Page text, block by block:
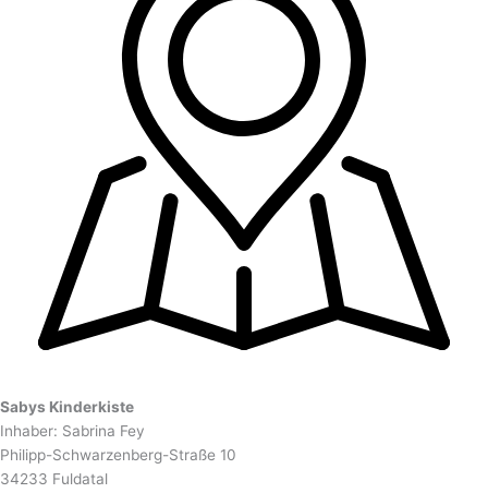
Sabys Kinderkiste
Inhaber: Sabrina Fey
Philipp-Schwarzenberg-Straße 10
34233 Fuldatal